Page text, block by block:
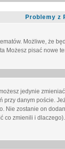
Problemy z
Możliwe, że
Możesz pisać nowe
jedynie
przy danym poście.
Nie zostanie on
zmienili i